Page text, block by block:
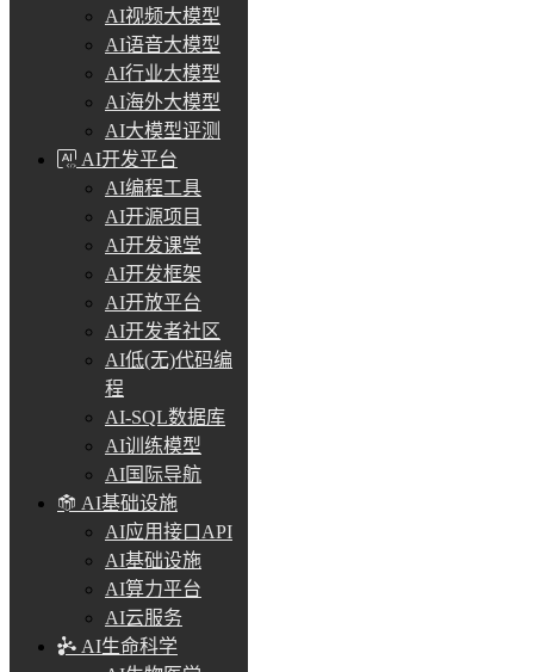
AI视频大模型
AI语音大模型
AI行业大模型
AI海外大模型
AI大模型评测
AI开发平台
AI编程工具
AI开源项目
AI开发课堂
AI开发框架
AI开放平台
AI开发者社区
AI低(无)代码编
程
AI-SQL数据库
AI训练模型
AI国际导航
AI基础设施
AI应用接口API
AI基础设施
AI算力平台
AI云服务
AI生命科学